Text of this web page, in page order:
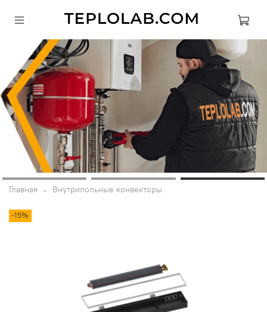
Главная Внутрипольные конвекторы
-15%